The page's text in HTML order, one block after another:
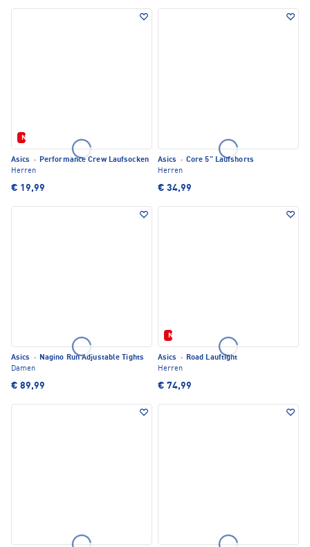
Neu
Asics · Performance Crew Laufsocken
Herren
€ 19,99
Asics · Core 5" Laufshorts
Herren
€ 34,99
Asics · Nagino Run Adjustable Tights
Damen
€ 89,99
Neu
Asics · Road Lauftight
Herren
€ 74,99